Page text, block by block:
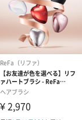
フルーツティ
円）